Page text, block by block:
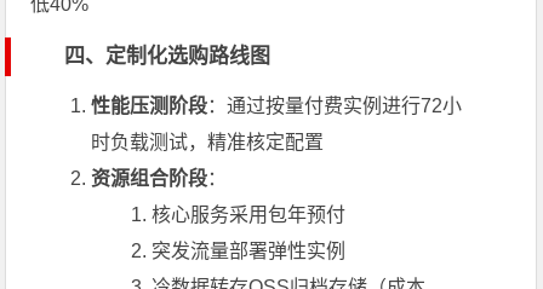
四、定制化选购路线图
性能压测阶段：通过按量付费实例进行72小
时负载测试，精准核定配置
资源组合阶段：
核心服务采用包年预付
突发流量部署弹性实例